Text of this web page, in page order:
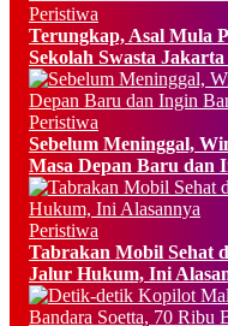
Peristiwa
Terungkap, Asal Mula
Sekolah Swasta Jakarta
Peristiwa
Sebelum Meninggal,
Masa Depan Baru dan
Peristiwa
Tabrakan Mobil Sehat
Jalur Hukum, Ini